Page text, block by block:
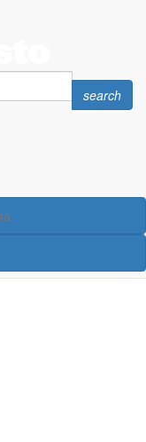
Search
search